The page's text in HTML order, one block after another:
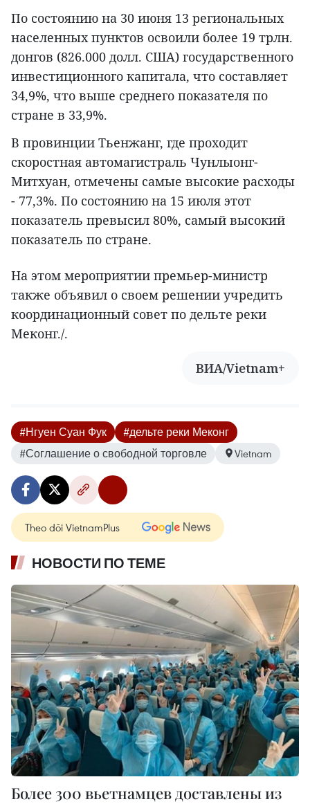
По состоянию на 30 июня 13 региональных
населенных пунктов освоили более 19 трлн.
донгов (826.000 долл. США) государственного
инвестиционного капитала, что составляет
34,9%, что выше среднего показателя по
стране в 33,9%.
В провинции Тьенжанг, где проходит
скоростная автомагистраль Чунлыонг-
Митхуан, отмечены самые высокие расходы
- 77,3%. По состоянию на 15 июля этот
показатель превысил 80%, самый высокий
показатель по стране.
На этом мероприятии премьер-министр
также объявил о своем решении учредить
координационный совет по дельте реки
Меконг./.
ВИА/Vietnam+
#Нгуен Суан Фук
#дельте реки Меконг
#Соглашение о свободной торговле
Vietnam
Theo dõi VietnamPlus
НОВОСТИ ПО ТЕМЕ
Более 300 вьетнамцев доставлены из